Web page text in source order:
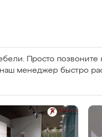
Просто
менеджер быстро